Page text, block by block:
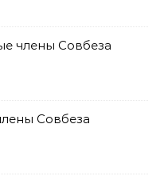
члены Совбеза
Совбеза